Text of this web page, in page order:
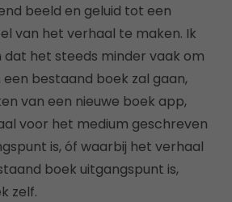
beeld en geluid tot een
van het verhaal te maken. Ik
het steeds minder vaak om
bestaand boek zal gaan,
van een nieuwe boek app,
voor het medium geschreven
is, óf waarbij het verhaal
boek uitgangspunt is,
zelf.